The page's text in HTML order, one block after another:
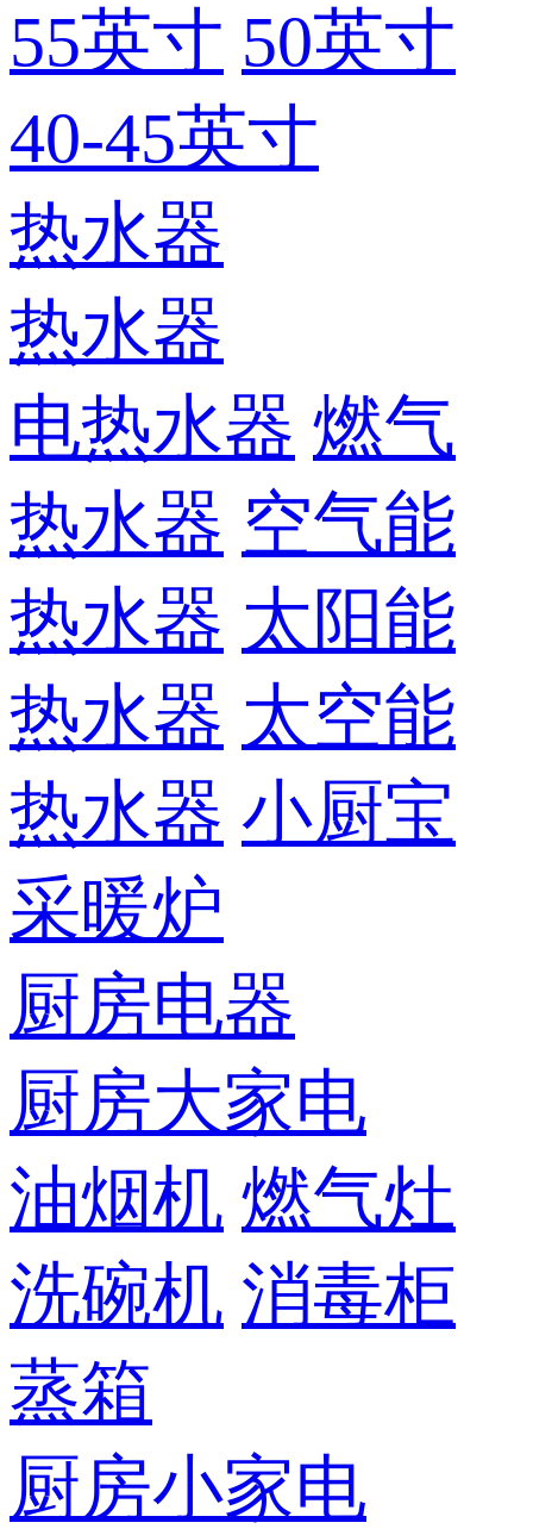
55英寸 50英寸
40-45英寸
热水器
热水器
电热水器 燃气
热水器 空气能
热水器 太阳能
热水器 太空能
热水器 小厨宝
采暖炉
厨房电器
厨房大家电
油烟机 燃气灶
洗碗机 消毒柜
蒸箱
厨房小家电